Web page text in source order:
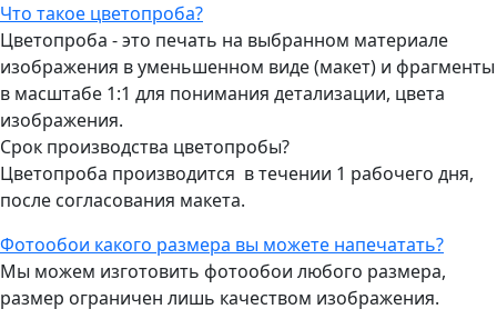
Что такое цветопроба?
Цветопроба - это печать на выбранном материале
изображения в уменьшенном виде (макет) и фрагменты
в масштабе 1:1 для понимания детализации, цвета
изображения.
Срок производства цветопробы?
Цветопроба производится в течении 1 рабочего дня,
после согласования макета.
Фотообои какого размера вы можете напечатать?
Мы можем изготовить фотообои любого размера,
размер ограничен лишь качеством изображения.